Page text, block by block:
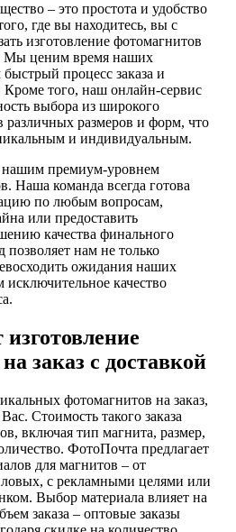
– это простота и удобство
где вы находитесь, вы с
изготовление фотомагнитов
Мы ценим время наших
процесс заказа и
Кроме того, наш онлайн-сервис
выбора из широкого
различных размеров и форм, что
и индивидуальным.
премиум-уровнем
Наша команда всегда готова
по любым вопросам,
или предоставить
качества финального
позволяет нам не только
ожидания наших
исключительное качество
заказ с доставкой
фотомагнитов на заказ,
Стоимость такого заказа
включая тип магнита, размер,
ФотоПочта предлагает
для магнитов – от
с рекламными целями или
Выбор материала влияет на
заказа – оптовые заказы